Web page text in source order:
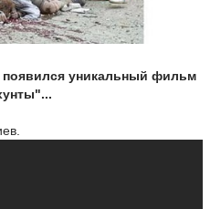
появился уникальный фильм